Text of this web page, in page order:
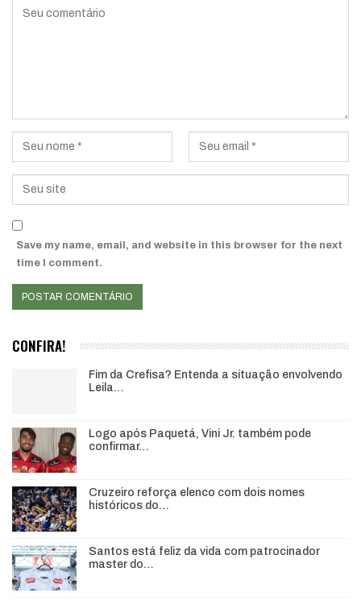
Save my name, email, and website in this browser for the next
time I comment.
CONFIRA!
Fim da Crefisa? Entenda a situação envolvendo
Leila…
Logo após Paquetá, Vini Jr. também pode
confirmar…
Cruzeiro reforça elenco com dois nomes
históricos do…
Santos está feliz da vida com patrocinador
master do…